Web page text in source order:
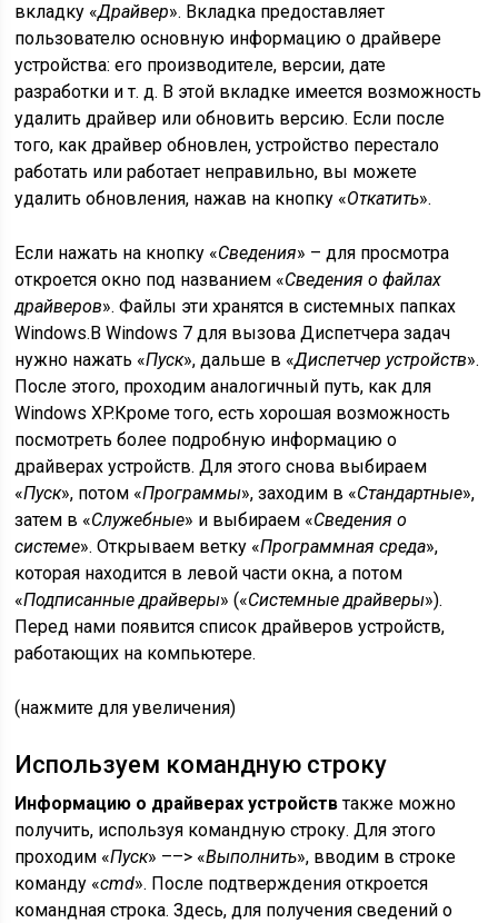
вкладку «Драйвер». Вкладка предоставляет
пользователю основную информацию о драйвере
устройства: его производителе, версии, дате
разработки и т. д. В этой вкладке имеется возможность
удалить драйвер или обновить версию. Если после
того, как драйвер обновлен, устройство перестало
работать или работает неправильно, вы можете
удалить обновления, нажав на кнопку «Откатить».
Если нажать на кнопку «Сведения» – для просмотра
откроется окно под названием «Сведения о файлах
драйверов». Файлы эти хранятся в системных папках
Windows.В Windows 7 для вызова Диспетчера задач
нужно нажать «Пуск», дальше в «Диспетчер устройств».
После этого, проходим аналогичный путь, как для
Windows XP.Кроме того, есть хорошая возможность
посмотреть более подробную информацию о
драйверах устройств. Для этого снова выбираем
«Пуск», потом «Программы», заходим в «Стандартные»,
затем в «Служебные» и выбираем «Сведения о
системе». Открываем ветку «Программная среда»,
которая находится в левой части окна, а потом
«Подписанные драйверы» («Системные драйверы»).
Перед нами появится список драйверов устройств,
работающих на компьютере.
(нажмите для увеличения)
Используем командную строку
Информацию о драйверах устройствтакже можно
получить, используя командную строку. Для этого
проходим «Пуск» ––> «Выполнить», вводим в строке
команду «cmd». После подтверждения откроется
командная строка. Здесь, для получения сведений о